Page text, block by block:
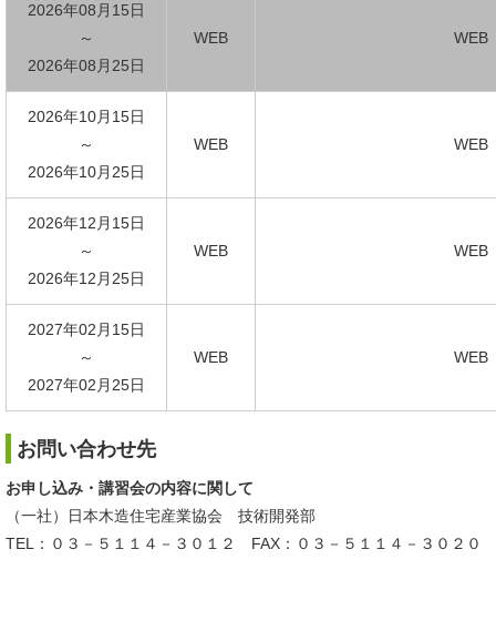
2026年08月15日
～
2026年08月25日
WEB WEB
2026年10月15日
～
2026年10月25日
WEB WEB
2026年12月15日
～
2026年12月25日
WEB WEB
2027年02月15日
～
2027年02月25日
WEB WEB
お問い合わせ先
お申し込み・講習会の内容に関して
（一社）日本木造住宅産業協会 技術開発部
TEL：０３－５１１４－３０１２ FAX：０３－５１１４－３０２０